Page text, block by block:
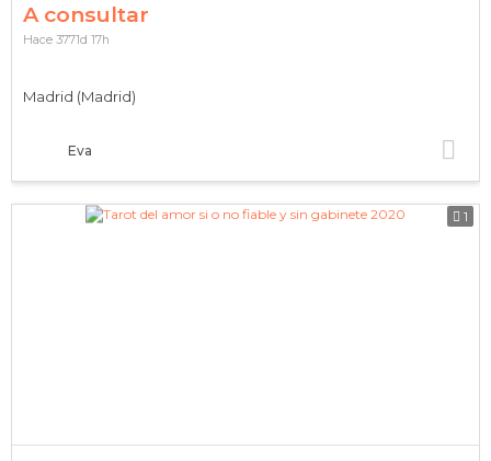
A consultar
Eva
Madrid (Madrid)
Hace 3771d 17h
1